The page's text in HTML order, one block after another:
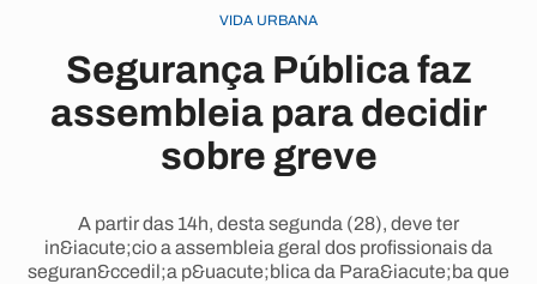
VIDA URBANA
Segurança Pública faz
assembleia para decidir
sobre greve
A partir das 14h, desta segunda (28), deve ter
in&iacute;cio a assembleia geral dos profissionais da
seguran&ccedil;a p&uacute;blica da Para&iacute;ba que